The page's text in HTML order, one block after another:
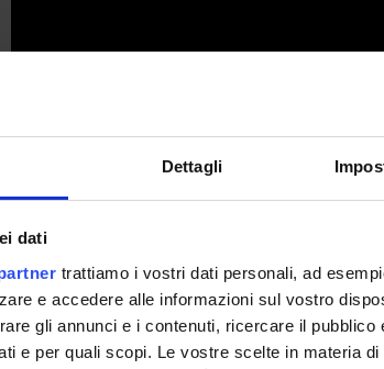
Dettagli
dati
trattiamo i vostri dati personali, ad
e accedere alle informazioni sul vostro
gli annunci e i contenuti, ricercare il
e per quali scopi. Le vostre scelte in materia